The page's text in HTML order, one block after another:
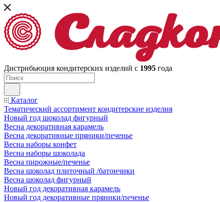
Дистрибьюция кондитерских изделий с 1995 года
Каталог
Тематический ассортимент кондитерские изделия
Новый год шоколад фигурный
Весна декоративная карамель
Весна декоративные пряники/печенье
Весна наборы конфет
Весна наборы шоколада
Весна пирожные/печенье
Весна шоколад плиточный /батончики
Весна шоколад фигурный
Новый год декоративная карамель
Новый год декоративные пряники/печенье